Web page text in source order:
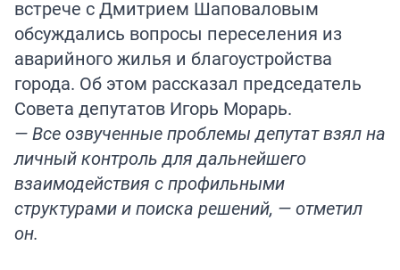
встрече с Дмитрием Шаповаловым
обсуждались вопросы переселения из
аварийного жилья и благоустройства
города. Об этом рассказал председатель
Совета депутатов Игорь Морарь.
— Все озвученные проблемы депутат взял на
личный контроль для дальнейшего
взаимодействия с профильными
структурами и поиска решений, — отметил
он.